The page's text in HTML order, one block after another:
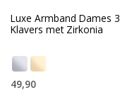
Luxe Armband Dames 3
Klavers met Zirkonia
49,90